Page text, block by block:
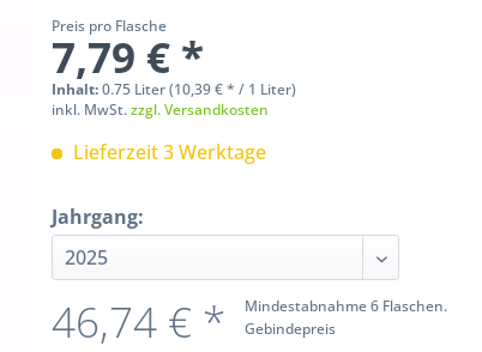
Preis pro Flasche
7,79 € *
Inhalt:0.75 Liter (10,39 € * / 1 Liter)
inkl. MwSt.zzgl. Versandkosten
Lieferzeit 3 Werktage
Jahrgang:
Mindestabnahme 6 Flaschen.
Gebindepreis
46,74 € *